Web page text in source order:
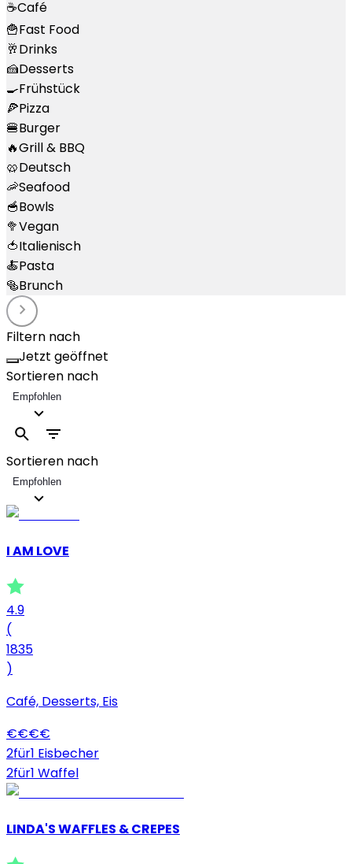
☕Café
🍟Fast Food
🥂Drinks
🍰Desserts
🍳Frühstück
🍕Pizza
🍔Burger
🔥Grill & BBQ
🥨Deutsch
🦐Seafood
🥣Bowls
🥦Vegan
🍅Italienisch
🍝Pasta
🥯Brunch
Filtern nach
Jetzt geöffnet
Sortieren nach
Empfohlen
Sortieren nach
Empfohlen
I AM LOVE
4.9
(
1835
)
Café, Desserts, Eis
€€€€
2für1 Eisbecher
2für1 Waffel
LINDA'S WAFFLES & CREPES